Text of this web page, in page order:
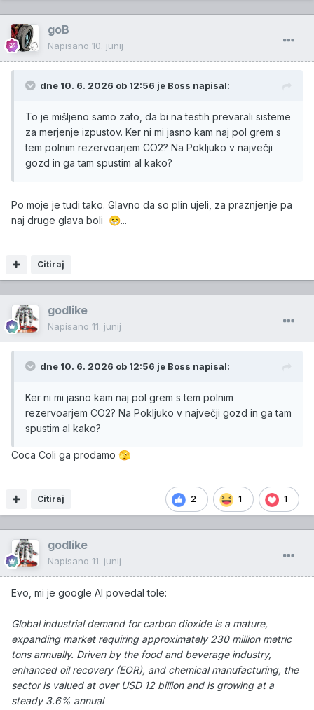
goB
Napisano 10. junij
dne 10. 6. 2026 ob 12:56 je Boss napisal:
To je mišljeno samo zato, da bi na testih prevarali sisteme
za merjenje izpustov. Ker ni mi jasno kam naj pol grem s
tem polnim rezervoarjem CO2? Na Pokljuko v največji
gozd in ga tam spustim al kako?
Po moje je tudi tako. Glavno da so plin ujeli, za praznjenje pa
naj druge glava boli 😁...
Citiraj
godlike
Napisano 11. junij
dne 10. 6. 2026 ob 12:56 je Boss napisal:
Ker ni mi jasno kam naj pol grem s tem polnim
rezervoarjem CO2? Na Pokljuko v največji gozd in ga tam
spustim al kako?
Coca Coli ga prodamo 🫣
2 1 1
Citiraj
godlike
Napisano 11. junij
Evo, mi je google AI povedal tole:
Global industrial demand for carbon dioxide is a mature,
expanding market requiring approximately 230 million metric
tons annually. Driven by the food and beverage industry,
enhanced oil recovery (EOR), and chemical manufacturing, the
sector is valued at over USD 12 billion and is growing at a
steady 3.6% annual